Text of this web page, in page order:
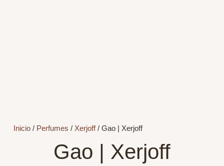
Inicio/ Perfumes / Xerjoff/ Gao | Xerjoff
Gao | Xerjoff